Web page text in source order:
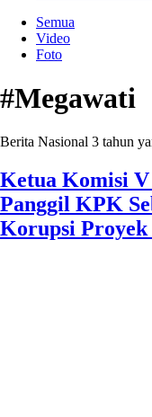
Semua
Video
Foto
#Megawati
Berita Nasional 3 tahun
Ketua Komisi
Panggil KPK
Korupsi